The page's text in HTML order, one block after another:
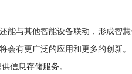
与其他智能设备联动，形成智
有更广泛的应用和更多的创新。
信息存储服务。